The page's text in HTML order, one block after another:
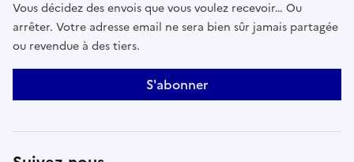
Vous décidez des envois que vous voulez recevoir… Ou
arrêter. Votre adresse email ne sera bien sûr jamais partagée
ou revendue à des tiers.
S'abonner